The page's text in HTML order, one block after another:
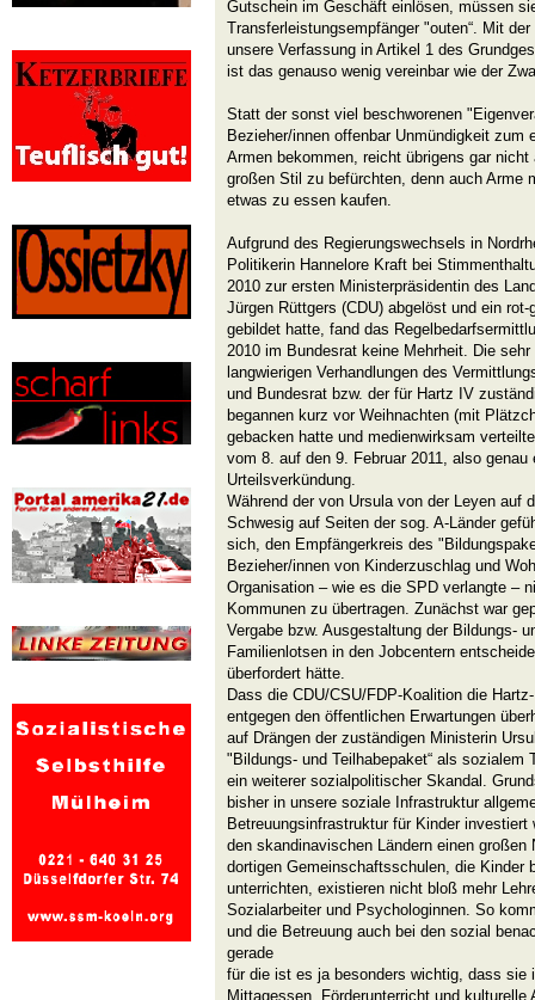
Gutschein im Geschäft einlösen, müssen
Transferleistungsempfänger "outen“. Mit
unsere Verfassung in Artikel 1 des
ist das genauso wenig vereinbar wie der
Statt der sonst viel beschworenen
Bezieher/innen offenbar Unmündigkeit zum
Armen bekommen, reicht übrigens gar
großen Stil zu befürchten, denn auch Arme
etwas zu essen kaufen.
Aufgrund des Regierungswechsels in
Politikerin Hannelore Kraft bei
2010 zur ersten Ministerpräsidentin des
Jürgen Rüttgers (CDU) abgelöst und ein
gebildet hatte, fand das
2010 im Bundesrat keine Mehrheit. Die
langwierigen Verhandlungen des
und Bundesrat bzw. der für Hartz IV
begannen kurz vor Weihnachten (mit
gebacken hatte und medienwirksam
vom 8. auf den 9. Februar 2011, also genau
Urteilsverkündung.
Während der von Ursula von der Leyen auf
Schwesig auf Seiten der sog. A-Länder
sich, den Empfängerkreis des
Bezieher/innen von Kinderzuschlag und
Organisation – wie es die SPD verlangte –
Kommunen zu übertragen. Zunächst war
Vergabe bzw. Ausgestaltung der Bildungs-
Familienlotsen in den Jobcentern
überfordert hätte.
Dass die CDU/CSU/FDP-Koalition die
entgegen den öffentlichen Erwartungen
auf Drängen der zuständigen Ministerin
"Bildungs- und Teilhabepaket“ als sozialem
ein weiterer sozialpolitischer Skandal.
bisher in unsere soziale Infrastruktur
Betreuungsinfrastruktur für Kinder
den skandinavischen Ländern einen
dortigen Gemeinschaftsschulen, die Kinder
unterrichten, existieren nicht bloß mehr
Sozialarbeiter und Psychologinnen. So
und die Betreuung auch bei den sozial
gerade
für die ist es ja besonders wichtig, dass sie
Mittagessen, Förderunterricht und kulturelle